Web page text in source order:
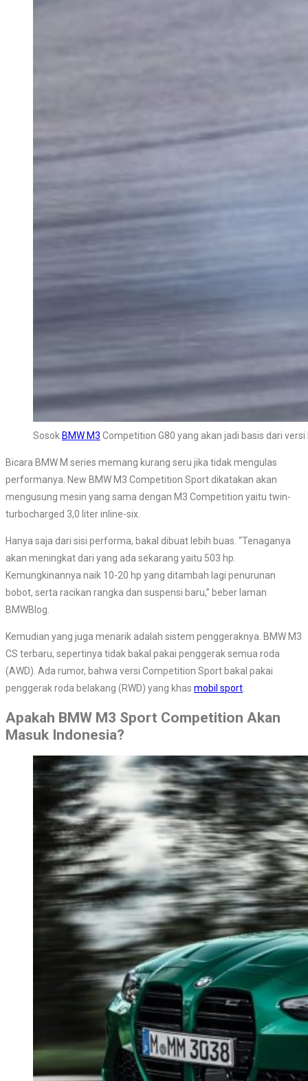
Sosok BMW M3 Competition G80 yang akan jadi basis dari
Bicara BMW M series memang kurang seru jika tidak mengulas
performanya. New BMW M3 Competition Sport dikatakan akan
mengusung mesin yang sama dengan M3 Competition yaitu twin-
turbocharged 3,0 liter inline-six.
Hanya saja dari sisi performa, bakal dibuat lebih buas. “Tenaganya
akan meningkat dari yang ada sekarang yaitu 503 hp.
Kemungkinannya naik 10-20 hp yang ditambah lagi penurunan
bobot, serta racikan rangka dan suspensi baru,” beber laman
BMWBlog.
Kemudian yang juga menarik adalah sistem penggeraknya. BMW M3
CS terbaru, sepertinya tidak bakal pakai penggerak semua roda
(AWD). Ada rumor, bahwa versi Competition Sport bakal pakai
penggerak roda belakang (RWD) yang khas mobil sport.
Apakah BMW M3 Sport Competition Akan
Masuk Indonesia?